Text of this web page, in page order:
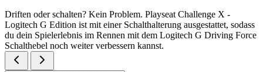
Driften oder schalten? Kein Problem. Playseat Challenge X -
Logitech G Edition ist mit einer Schalthalterung ausgestattet, sodass
du dein Spielerlebnis im Rennen mit dem Logitech G Driving Force
Schalthebel noch weiter verbessern kannst.